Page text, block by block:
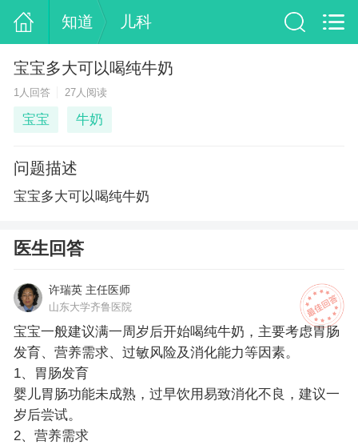
知道 儿科
宝宝多大可以喝纯牛奶
1人回答 27人阅读
宝宝 牛奶
问题描述
宝宝多大可以喝纯牛奶
医生回答
许瑞英 主任医师
山东大学齐鲁医院
宝宝一般建议满一周岁后开始喝纯牛奶，主要考虑胃肠
发育、营养需求、过敏风险及消化能力等因素。
1、胃肠发育
婴儿胃肠功能未成熟，过早饮用易致消化不良，建议一
岁后尝试。
2、营养需求